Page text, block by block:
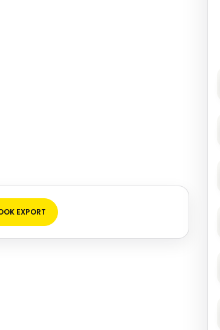
EXPORT